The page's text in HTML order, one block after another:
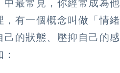
最常見，你經常成為
，有一個概念叫做「情
的狀態、壓抑自己的